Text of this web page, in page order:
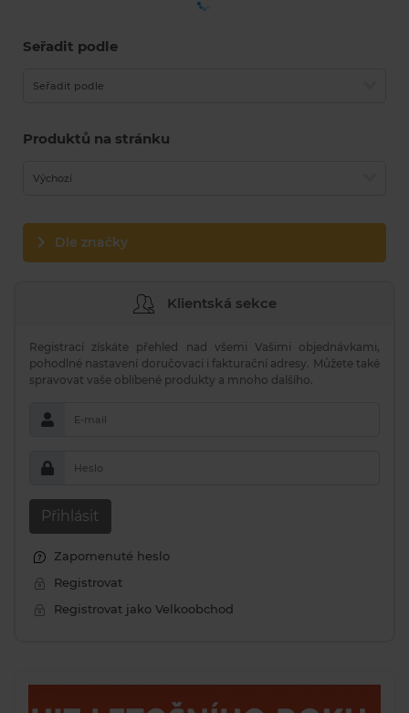
Seřadit podle
Seřadit podle
Produktů na stránku
Výchozí
Dle značky
Klientská sekce
Registrací získáte přehled nad všemi Vašimi objednávkami,
pohodlné nastavení doručovací i fakturační adresy. Můžete také
spravovat vaše oblíbené produkty a mnoho dalšího.
E-mail
Heslo
Přihlásit
Zapomenuté heslo
Registrovat
Registrovat jako Velkoobchod